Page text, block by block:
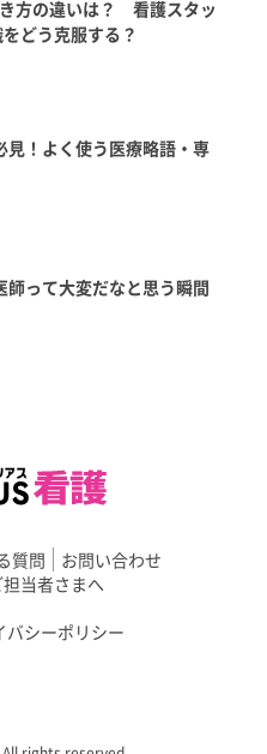
方の違いは？ 看護スタッ
どう克服する？
見！よく使う医療略語・専
師って大変だなと思う瞬間
質問
お問い合わせ
当者さまへ
バシーポリシー